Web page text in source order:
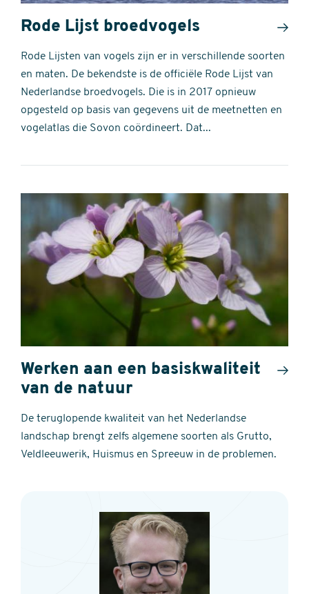
Rode Lijst broedvogels
Rode Lijsten van vogels zijn er in verschillende soorten
en maten. De bekendste is de officiële Rode Lijst van
Nederlandse broedvogels. Die is in 2017 opnieuw
opgesteld op basis van gegevens uit de meetnetten en
vogelatlas die Sovon coördineert. Dat...
Werken aan een basiskwaliteit
van de natuur
De teruglopende kwaliteit van het Nederlandse
landschap brengt zelfs algemene soorten als Grutto,
Veldleeuwerik, Huismus en Spreeuw in de problemen.